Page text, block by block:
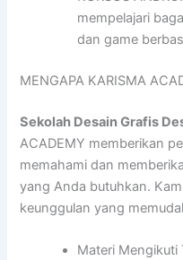
mempelajari
dan game
MENGAPA KARISMA
Sekolah Desain Grafis
ACADEMY memberikan
memahami dan
yang Anda butuhkan.
keunggulan yang
Materi Mengikuti